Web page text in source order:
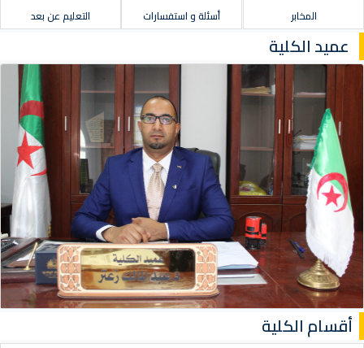
المخابر أسئلة و استفسارات التعليم عن بعد
عميد الكلية
أقسام الكلية